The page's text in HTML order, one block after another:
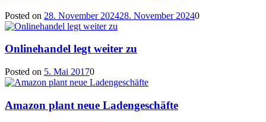
Posted on 28. November 202428. November 20240
Onlinehandel legt weiter zu
Posted on 5. Mai 20170
Amazon plant neue Ladengeschäfte